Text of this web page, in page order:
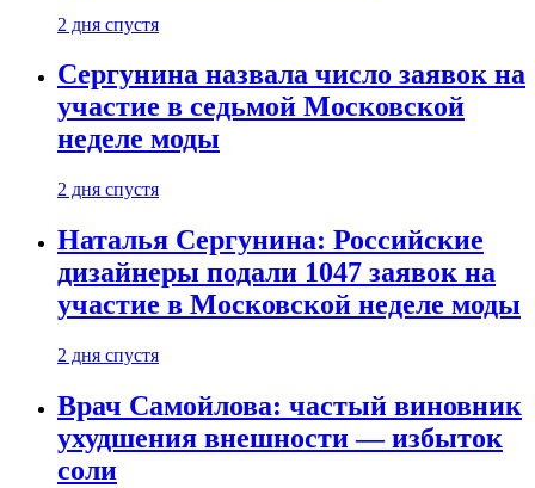
2 дня спустя
Сергунина назвала число заявок на
участие в седьмой Московской
неделе моды
2 дня спустя
Наталья Сергунина: Российские
дизайнеры подали 1047 заявок на
участие в Московской неделе моды
2 дня спустя
Врач Самойлова: частый виновник
ухудшения внешности — избыток
соли